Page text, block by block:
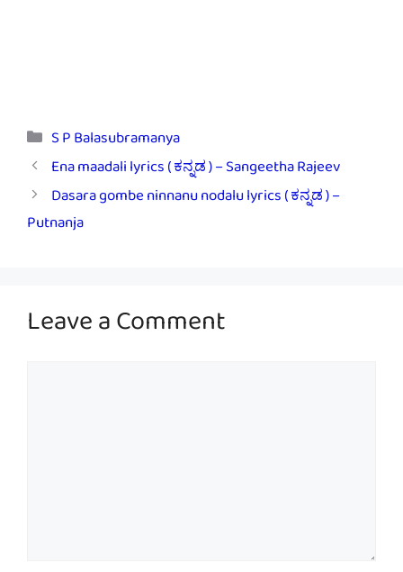
Categories
S P Balasubramanya
Ena maadali lyrics ( ಕನ್ನಡ ) – Sangeetha Rajeev
Dasara gombe ninnanu nodalu lyrics ( ಕನ್ನಡ ) –
Putnanja
Leave a Comment